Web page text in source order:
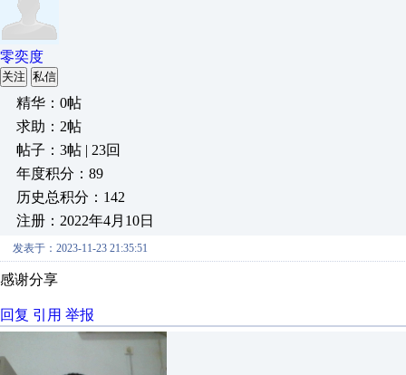
零奕度
关注 私信
精华：0帖
求助：2帖
帖子：3帖 | 23回
年度积分：89
历史总积分：142
注册：2022年4月10日
发表于：2023-11-23 21:35:51
感谢分享
回复 引用 举报